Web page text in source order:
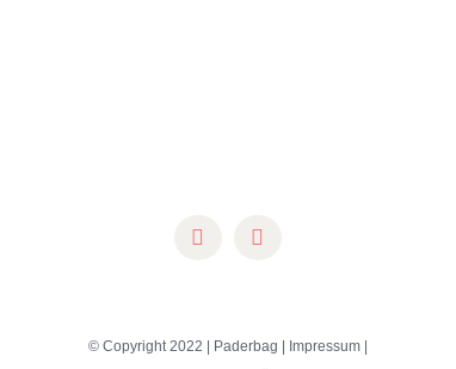
© Copyright 2022 | Paderbag |
Impressum |